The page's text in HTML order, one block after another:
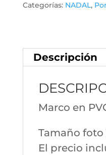
Categorías: NADAL,
Descripción
Marco en
Tamaño foto
El precio